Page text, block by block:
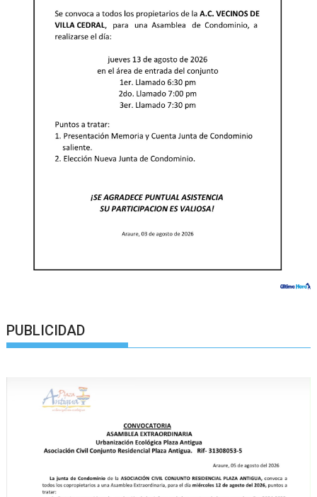
PUBLICIDAD